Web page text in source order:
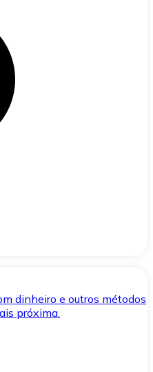
dinheiro e outros métodos
próxima.